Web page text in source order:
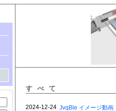
すべて